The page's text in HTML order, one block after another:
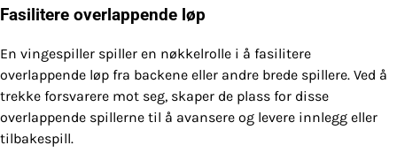
Fasilitere overlappende løp
En vingespiller spiller en nøkkelrolle i å fasilitere
overlappende løp fra backene eller andre brede spillere. Ved å
trekke forsvarere mot seg, skaper de plass for disse
overlappende spillerne til å avansere og levere innlegg eller
tilbakespill.